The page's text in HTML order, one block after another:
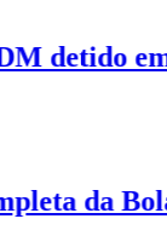
em
da Bola